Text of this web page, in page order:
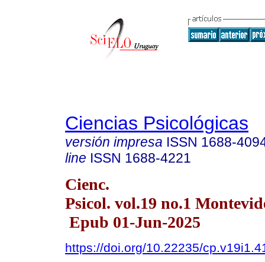
Ciencias Psicológicas
versión impresa ISSN 1688-
line ISSN 1688-4221
Cienc.
Psicol. vol.19 no.1
Epub 01-Jun-2025
https://doi.org/10.22235/